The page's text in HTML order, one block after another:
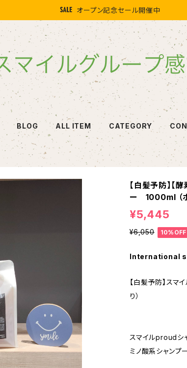
オープン記念セール開催中
BLOG ALL ITEM CATEGORY
【白髪予防】【
ー 1000ml （
¥5,445
¥6,050 10%OFF
International
【白髪予防】ス
り）
スマイルproudシ
ミノ酸系シャンプー